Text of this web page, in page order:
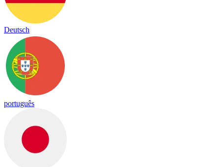
Deutsch
português